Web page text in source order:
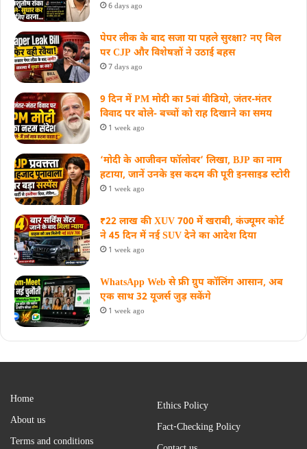
6 days ago
पेपर लीक के बाद सजा या पहले सुरक्षा? नए बिल
पर CJP और विशेषज्ञों ने उठाई बहस
7 days ago
9 दिन में PM मोदी का 5वां वीडियो, जंतर-मंतर
विवाद पर बोले- बच्चों को राह दिखाने का समय
1 week ago
‘मोदी के आजीवन फॉलोवर’ लिखा, BJP का नाम
हटाया, जानें उनके इस कदम की पूरी इनसाइड स्‍टोरी
1 week ago
₹22 लाख की XUV 700 में खराबी, कंज्यूमर कोर्ट
ने 45 दिन में नई SUV देने का आदेश दिया
1 week ago
WhatsApp Web से फ्री ग्रुप कॉलिंग आसान, अब
एक साथ 32 यूजर्स जुड़ सकेंगे
1 week ago
Home
About us
Terms and conditions
Ethics Policy
Fact-Checking Policy